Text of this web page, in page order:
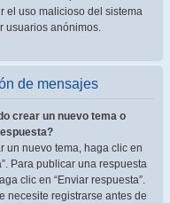
el uso malicioso del sistema
usuarios anónimos.
de mensajes
crear un nuevo tema o
un nuevo tema, haga clic en
Para publicar una respuesta
clic en “Enviar respuesta”.
necesite registrarse antes de